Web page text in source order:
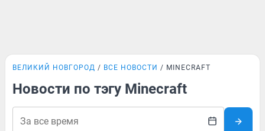
ВЕЛИКИЙ НОВГОРОД ВСЕ НОВОСТИ MINECRAFT
Новости по тэгу Minecraft